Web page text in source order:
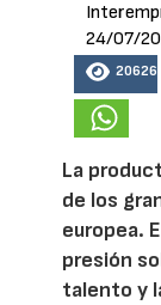
24/07/
20626
La
de los
europea.
presión
talento y